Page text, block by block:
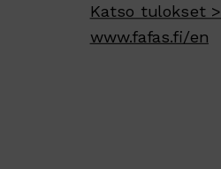
Katso tulokset >
www.fafas.fi/en